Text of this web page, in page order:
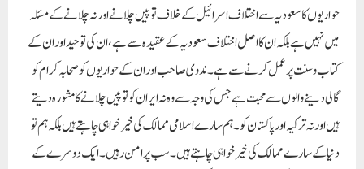
حواریوں کا سعودیہ سے اختلاف اسرائیل کے خلاف توپیں چلانے اور نہ چلانے کے مسئلہ
میں نہیں ہے بلکہ ان کا اصل اختلاف سعودیہ کے عقیدہ سے ہے، ان کی توحید اور ان کے
کتاب وسنت پر عمل کرنے سے ہے۔ ندوی صاحب اور ان کے حواریوں کو صحابہ کرام کو
گالی دینے والوں سے محبت ہے جس کی وجہ سے وہ نہ ایران کو توپیں چلانے کا مشورہ دیتے
ہیں اور نہ ترکیہ اور پاکستان کو ۔ہم سارے اسلامی ممالک کی خیر خواہی چاہتے ہیں بلکہ ہم تو
دنیا کے سارے ممالک کی خیرخواہی چاہتے ہیں۔ سب پر امن رہیں۔ ایک دوسرے کے